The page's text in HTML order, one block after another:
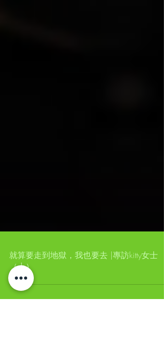
就算要走到地獄，我也要去 |專訪kitty女士
（上）